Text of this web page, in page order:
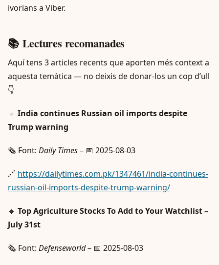
ivorians a Viber.
📚 Lectures recomanades
Aquí tens 3 articles recents que aporten més context a
aquesta temàtica — no deixis de donar-los un cop d’ull
👇
🔸 India continues Russian oil imports despite
Trump warning
🗞️ Font: Daily Times– 📅 2025-08-03
🔗 https://dailytimes.com.pk/1347461/india-continues-
russian-oil-imports-despite-trump-warning/
🔸 Top Agriculture Stocks To Add to Your Watchlist –
July 31st
🗞️ Font: Defenseworld– 📅 2025-08-03